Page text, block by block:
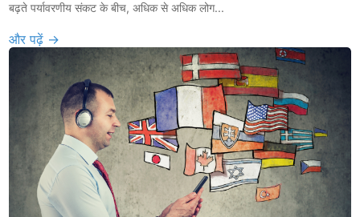
बढ़ते पर्यावरणीय संकट के बीच, अधिक से अधिक लोग...
और पढ़ें →